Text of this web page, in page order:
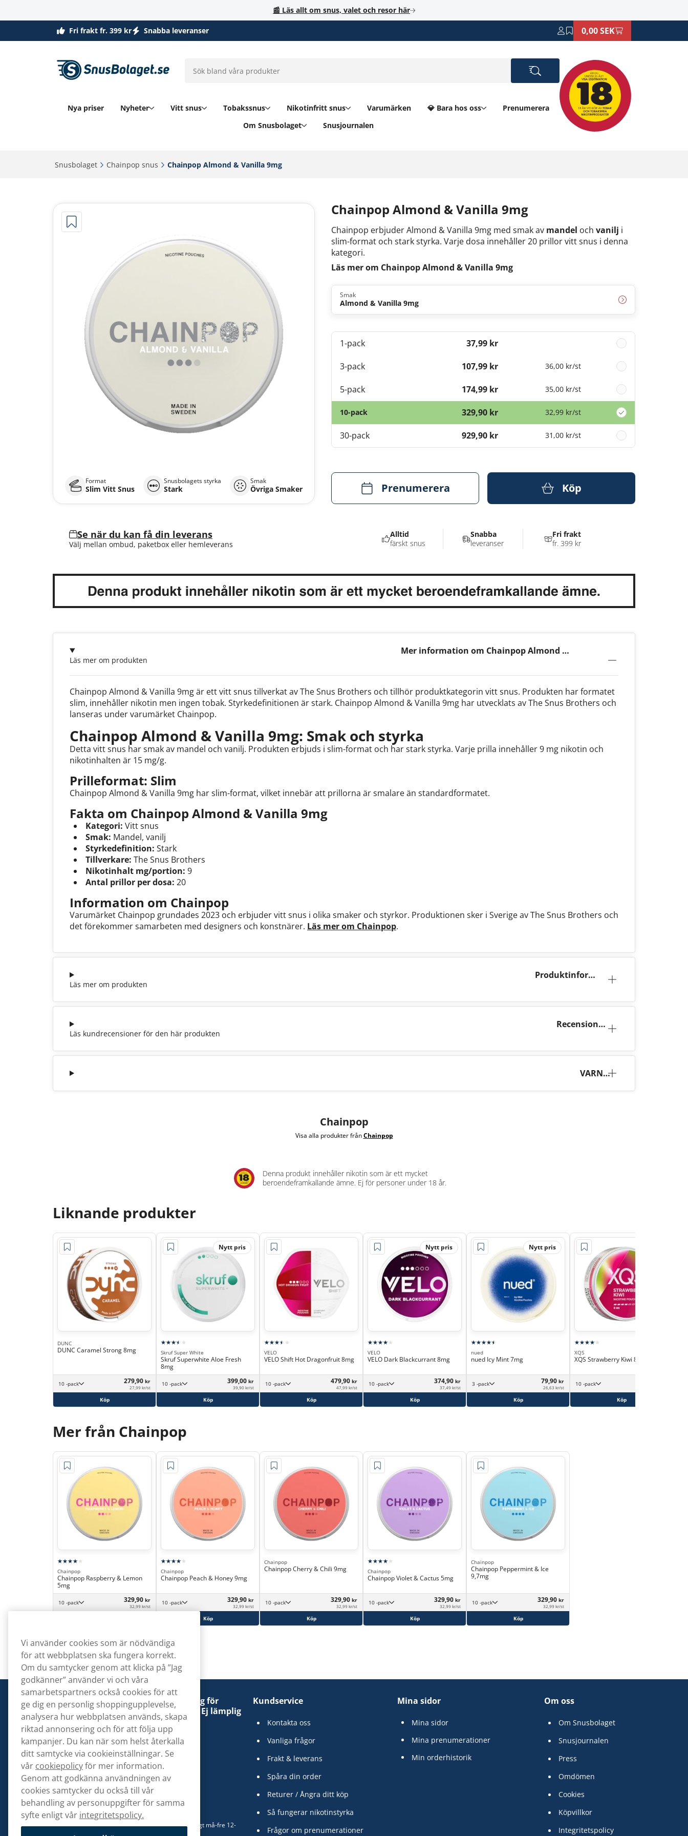
📰 Läs allt om snus, valet och resor här
Fri frakt fr. 399 kr Snabba leveranser 0,00 SEK
Nya priser Nyheter Vitt snus Tobakssnus Nikotinfritt snus Varumärken 💎 Bara hos oss
Prenumerera
Om Snusbolaget
Snusjournalen
Snusbolaget‎ Chainpop snus‎ Chainpop Almond & Vanilla 9mg‎
Chainpop Almond & Vanilla 9mg
Chainpop erbjuder Almond & Vanilla 9mg med smak av mandel ochvanilj i
slim-format och stark styrka. Varje dosa innehåller 20 prillor vitt snus i denna
kategori.
Läs mer om Chainpop Almond & Vanilla 9mg
Format
Slim Vitt Snus
Snusbolagets styrka
Stark
Smak
Övriga Smaker
Smak
Almond & Vanilla 9mg
1-pack 37,99 kr
3-pack 107,99 kr 36,00 kr/st
5-pack 174,99 kr 35,00 kr/st
10-pack 329,90 kr 32,99 kr/st
30-pack 929,90 kr 31,00 kr/st
Prenumerera Köp
Se när du kan få din leverans
Välj mellan ombud, paketbox eller hemleverans
Mer information om Chainpop Almond &
Läs mer om produkten
Chainpop Almond & Vanilla 9mg är ett vitt snus tillverkat av The Snus Brothers och tillhör produktkategorin vitt snus. Produkten har formatet
slim, innehåller nikotin men ingen tobak. Styrkedefinitionen är stark. Chainpop Almond & Vanilla 9mg har utvecklats av The Snus Brothers och
lanseras under varumärket Chainpop.
Chainpop Almond & Vanilla 9mg: Smak och styrka
Detta vitt snus har smak av mandel och vanilj. Produkten erbjuds i slim-format och har stark styrka. Varje prilla innehåller 9 mg nikotin och
nikotinhalten är 15 mg/g.
Prilleformat: Slim
Chainpop Almond & Vanilla 9mg har slim-format, vilket innebär att prillorna är smalare än standardformatet.
Fakta om Chainpop Almond & Vanilla 9mg
Kategori: Vitt snus
Smak: Mandel, vanilj
Styrkedefinition: Stark
Tillverkare: The Snus Brothers
Nikotinhalt mg/portion: 9
Antal prillor per dosa: 20
Information om Chainpop
Varumärket Chainpop grundades 2023 och erbjuder vitt snus i olika smaker och styrkor. Produktionen sker i Sverige av The Snus Brothers och
det förekommer samarbeten med designers och konstnärer. Läs mer om Chainpop.
Produktinforma
Läs mer om produkten
Recensione
Läs kundrecensioner för den här produkten
VARNI
Chainpop
Visa alla produkter frånChainpop
Alltid
färskt snus
Snabba
leveranser
Fri frakt
fr. 399 kr
Denna produkt innehåller nikotin som är ett mycket
beroendeframkallande ämne. Ej för personer under 18 år.
Liknande produkter
DUNC
DUNC Caramel Strong 8mg
10 -pack 279,90 kr
27,99 kr/st
Köp
Nytt pris
Skruf Super White
Skruf Superwhite Aloe Fresh
8mg
10 -pack 399,00 kr
39,90 kr/st
Köp
VELO
VELO Shift Hot Dragonfruit 8mg
10 -pack 479,90 kr
47,99 kr/st
Köp
Nytt pris
VELO
VELO Dark Blackcurrant 8mg
10 -pack 374,90 kr
37,49 kr/st
Köp
Nytt pris
nued
nued Icy Mint 7mg
3 -pack 79,90 kr
26,63 kr/st
Köp
XQS
XQS Strawberry Kiwi 8mg
10 -pack
Köp
Mer från Chainpop
Chainpop
Chainpop Raspberry & Lemon
5mg
10 -pack 329,90 kr
32,99 kr/st
Chainpop
Chainpop Peach & Honey 9mg
10 -pack 329,90 kr
32,99 kr/st
Köp
Chainpop
Chainpop Cherry & Chili 9mg
10 -pack 329,90 kr
32,99 kr/st
Köp
Chainpop
Chainpop Violet & Cactus 5mg
10 -pack 329,90 kr
32,99 kr/st
Köp
Chainpop
Chainpop Peppermint & Ice
9,7mg
10 -pack 329,90 kr
32,99 kr/st
Köp
Denna tobaksprodukt kan vara skadlig för
hälsan och är beroendeframkallande. Ej lämplig
för personer under 18 år.
Kontakta oss
hej@snusbolaget.se
08 517 910 94
Mån-Tor 8.00-17.00 | Fre 9.00-17.00 | (Lunchstängt må-fre 12-
Kundservice
Kontakta oss
Vanliga frågor
Frakt & leverans
Spåra din order
Returer / Ångra ditt köp
Så fungerar nikotinstyrka
Frågor om prenumerationer
Mina sidor
Mina sidor
Mina prenumerationer
Min orderhistorik
Om oss
Om Snusbolaget
Snusjournalen
Press
Omdömen
Cookies
Köpvillkor
Integritetspolicy
Vi använder cookies som är nödvändiga
för att webbplatsen ska fungera korrekt.
Om du samtycker genom att klicka på ”Jag
godkänner” använder vi och våra
samarbetspartners också cookies för att
ge dig en personlig shoppingupplevelse,
analysera hur webbplatsen används, skapa
riktad annonsering och för att följa upp
kampanjer. Du kan när som helst återkalla
ditt samtycke via cookieinställningar. Se
vår cookiepolicyför mer information.
Genom att godkänna användningen av
cookies samtycker du också till vår
behandling av personuppgifter för samma
syfte enligt vår integritetspolicy.